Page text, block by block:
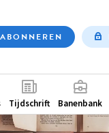
ABONNEREN
Tijdschrift Banenbank